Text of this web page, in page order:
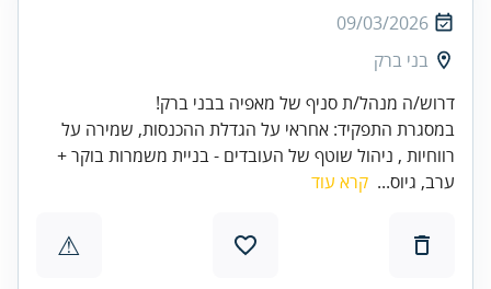
09/03/2026
בני ברק
דרוש/ה מנהל/ת סניף של מאפיה בבני ברק!
במסגרת התפקיד: אחראי על הגדלת ההכנסות, שמירה על
רווחיות , ניהול שוטף של העובדים - בניית משמרות בוקר +
ערב, גיוס... קרא עוד
⚠